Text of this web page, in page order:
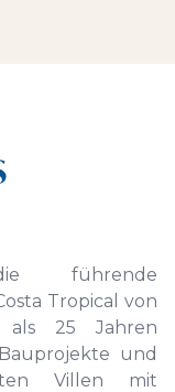
führende
Tropical von
als 25 Jahren
und
Villen mit